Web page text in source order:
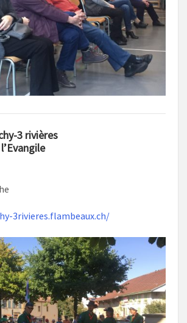
3 rivières
3rivieres.flambeaux.ch/